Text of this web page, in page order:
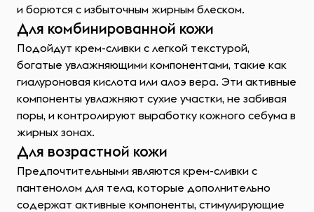
и борются с избыточным жирным блеском.
Для комбинированной кожи
Подойдут крем-сливки с легкой текстурой,
богатые увлажняющими компонентами, такие как
гиалуроновая кислота или алоэ вера. Эти активные
компоненты увлажняют сухие участки, не забивая
поры, и контролируют выработку кожного себума в
жирных зонах.
Для возрастной кожи
Предпочтительными являются крем-сливки с
пантенолом для тела, которые дополнительно
содержат активные компоненты, стимулирующие